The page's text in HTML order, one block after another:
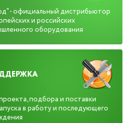
- официальный дистрибьютор
и российских
оборудования
подбора и поставки
в работу и последующего